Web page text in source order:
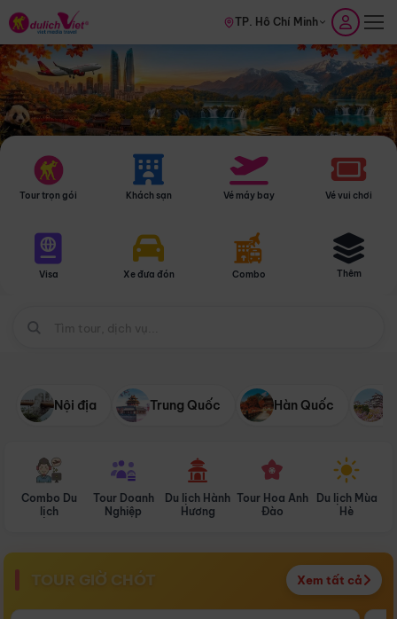
TP. Hồ Chí Minh
Tour trọn gói Khách sạn Vé máy bay Vé vui chơi
Visa Xe đưa đón Combo Thêm
Nội địa Trung Quốc Hàn Quốc
Combo Du
lịch
Tour Doanh
Nghiệp
Du lịch Hành
Hương
Tour Hoa Anh
Đào
Du lịch Mùa
Hè
TOUR GIỜ CHÓT Xem tất cả
Điểm nổi bật